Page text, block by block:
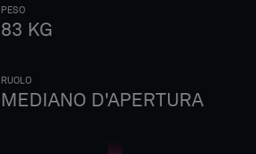
PESO
83 KG
RUOLO
MEDIANO D'APERTURA